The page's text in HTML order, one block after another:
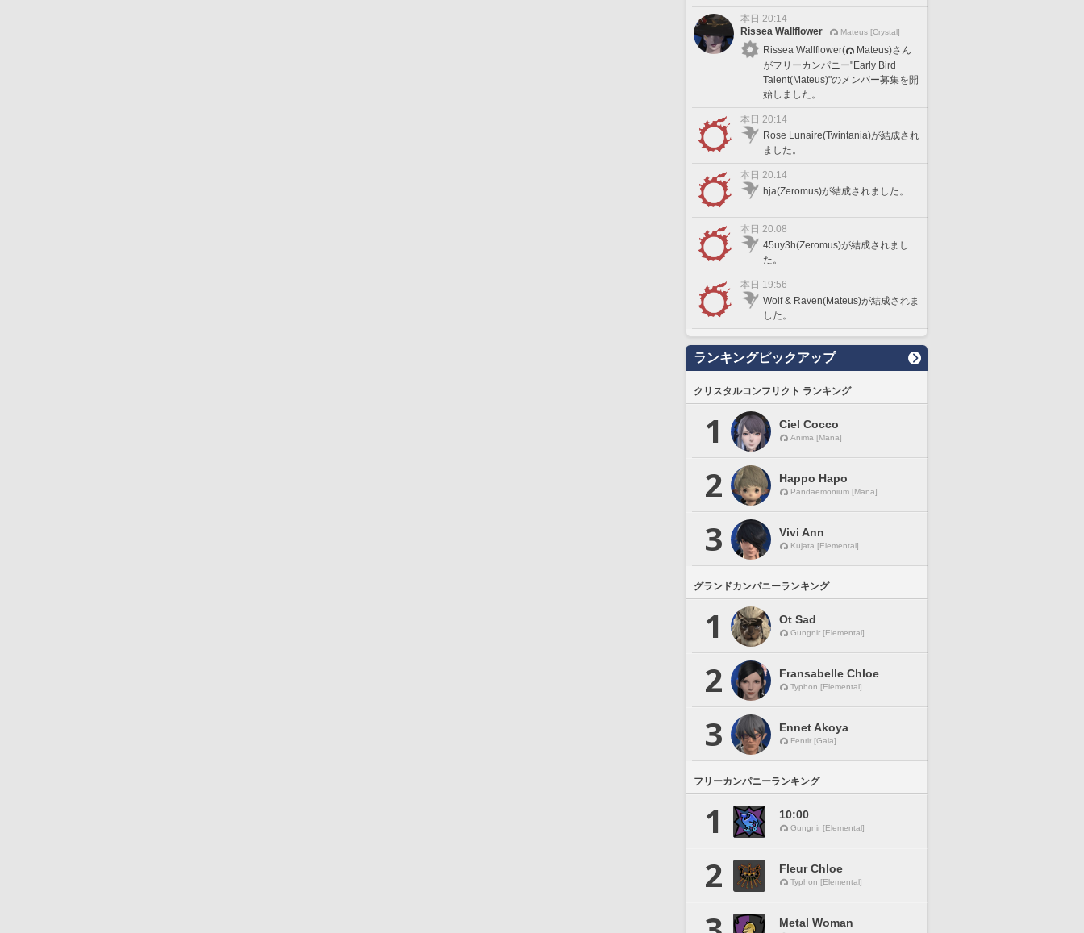
本日 20:14
Rissea Wallflower
Mateus [Crystal]
Rissea Wallflower(
Mateus)さん
がフリーカンパニー"Early Bird
Talent(Mateus)"のメンバー募集を開
始しました。
本日 20:14
Rose Lunaire(Twintania)が結成され
ました。
本日 20:14
hja(Zeromus)が結成されました。
本日 20:08
45uy3h(Zeromus)が結成されまし
た。
本日 19:56
Wolf & Raven(Mateus)が結成されま
した。
ランキングピックアップ
クリスタルコンフリクト ランキング
1 Ciel Cocco
Anima [Mana]
2 Happo Hapo
Pandaemonium [Mana]
3 Vivi Ann
Kujata [Elemental]
グランドカンパニーランキング
1 Ot Sad
Gungnir [Elemental]
2 Fransabelle Chloe
Typhon [Elemental]
3 Ennet Akoya
Fenrir [Gaia]
フリーカンパニーランキング
1 10:00
Gungnir [Elemental]
2 Fleur Chloe
Typhon [Elemental]
Metal Woman